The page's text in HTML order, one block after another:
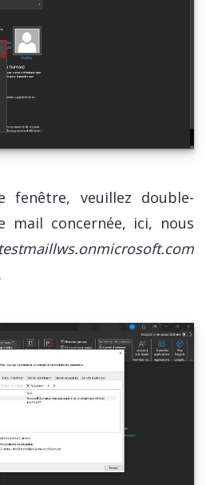
fenêtre, veuillez double-
mail concernée, ici, nous